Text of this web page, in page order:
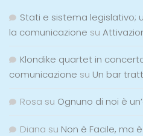
Stati e sistema legislativo;
la comunicazione su
Klondike quartet in
comunicazione su Un bar
Rosa su Ognuno di noi è
Diana su Non è Facile, ma